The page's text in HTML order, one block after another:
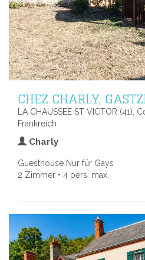
CHEZ CHARLY,
LA CHAUSSEE ST VICTOR (41),
Frankreich
Charly
Guesthouse Nur für Gays
2 Zimmer • 4 pers. max.